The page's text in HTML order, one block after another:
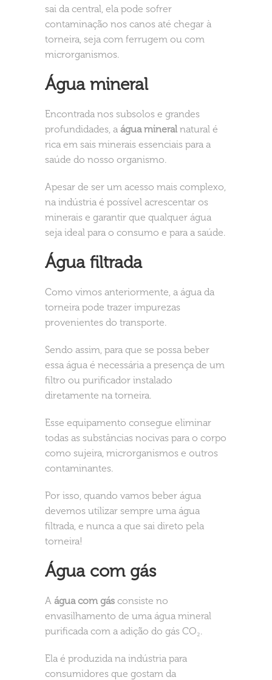
sai da central, ela pode sofrer
contaminação nos canos até chegar à
torneira, seja com ferrugem ou com
microrganismos.
Água mineral
Encontrada nos subsolos e grandes
profundidades, a água mineral natural é
rica em sais minerais essenciais para a
saúde do nosso organismo.
Apesar de ser um acesso mais complexo,
na indústria é possível acrescentar os
minerais e garantir que qualquer água
seja ideal para o consumo e para a saúde.
Água filtrada
Como vimos anteriormente, a água da
torneira pode trazer impurezas
provenientes do transporte.
Sendo assim, para que se possa beber
essa água é necessária a presença de um
filtro ou purificador instalado
diretamente na torneira.
Esse equipamento consegue eliminar
todas as substâncias nocivas para o corpo
como sujeira, microrganismos e outros
contaminantes.
Por isso, quando vamos beber água
devemos utilizar sempre uma água
filtrada, e nunca a que sai direto pela
torneira!
Água com gás
A água com gás consiste no
envasilhamento de uma água mineral
purificada com a adição do gás CO₂.
Ela é produzida na indústria para
consumidores que gostam da